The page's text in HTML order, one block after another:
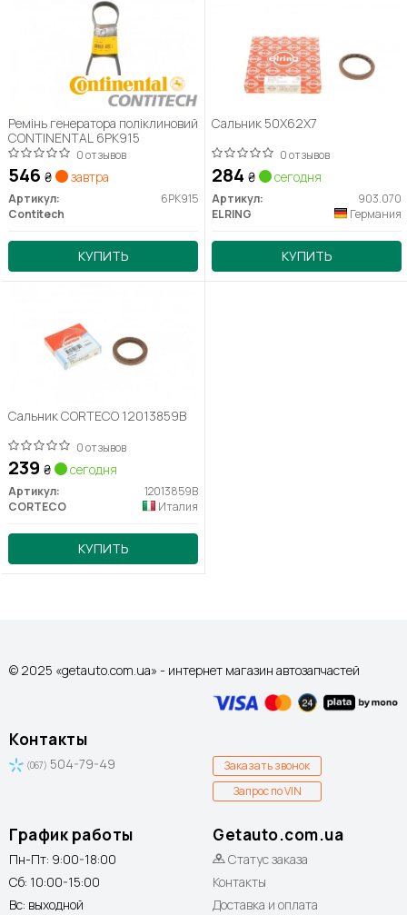
Ремінь генератора поліклиновий
CONTINENTAL 6PK915
0 отзывов
546 ₴ завтра
Артикул:
6PK915
Contitech
КУПИТЬ
Сальник 50X62X7
0 отзывов
284 ₴ сегодня
Артикул:
903.070
ELRING
Германия
КУПИТЬ
Сальник CORTECO 12013859B
0 отзывов
239 ₴ сегодня
Артикул:
12013859B
CORTECO
Италия
КУПИТЬ
© 2025 «getauto.com.ua» - интернет магазин автозапчастей
Контакты
(067) 504-79-49
Заказать звонок
Запрос по VIN
График работы
Пн-Пт: 9:00-18:00
Сб: 10:00-15:00
Вс: выходной
Getauto.com.ua
Статус заказа
Контакты
Доставка и оплата